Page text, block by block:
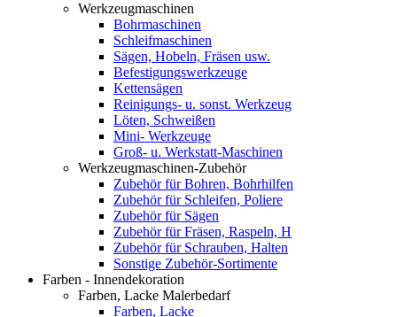
Werkzeugmaschinen
Bohrmaschinen
Schleifmaschinen
Sägen, Hobeln, Fräsen usw.
Befestigungswerkzeuge
Kettensägen
Reinigungs- u. sonst. Werkzeug
Löten, Schweißen
Mini- Werkzeuge
Groß- u. Werkstatt-Maschinen
Werkzeugmaschinen-Zubehör
Zubehör für Bohren, Bohrhilfen
Zubehör für Schleifen, Poliere
Zubehör für Sägen
Zubehör für Fräsen, Raspeln, H
Zubehör für Schrauben, Halten
Sonstige Zubehör-Sortimente
Farben - Innendekoration
Farben, Lacke Malerbedarf
Farben, Lacke